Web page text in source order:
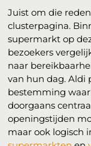
Juist om die
clusterpagina.
supermarkt op
bezoekers
naar
van hun dag. Aldi
bestemming
doorgaans
openingstijden
maar ook logisch